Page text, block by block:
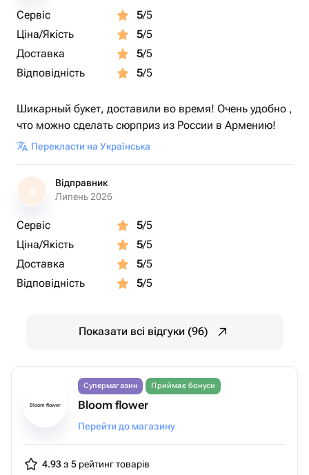
Сервіс 5/5
Ціна/Якість
5/5
Доставка
5/5
Відповідність
5/5
Шикарный букет, доставили во время! Очень удобно ,
что можно сделать сюрприз из России в Армению!
Перекласти на Українська
В
Відправник
Липень 2026
Сервіс 5/5
Ціна/Якість
5/5
Доставка
5/5
Відповідність
5/5
Показати всі відгуки (96)
Bloom flower
Супермагазин Приймає бонуси
Bloom flower
Перейти до магазину
4.93 з 5 рейтинг товарів